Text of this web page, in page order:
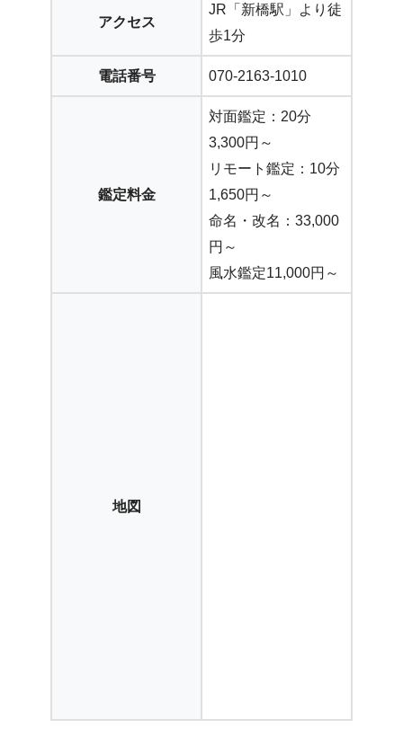
アクセス
JR「新橋駅」より徒
歩1分
電話番号 070-2163-1010
鑑定料金
対面鑑定：20分
3,300円～
リモート鑑定：10分
1,650円～
命名・改名：33,000
円～
風水鑑定11,000円～
地図